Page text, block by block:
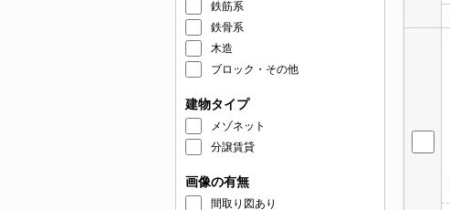
鉄筋系
鉄骨系
木造
ブロック・その他
建物タイプ
メゾネット
分譲賃貸
画像の有無
間取り図あり